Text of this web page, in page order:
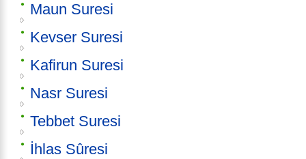
Maun Suresi
Kevser Suresi
Kafirun Suresi
Nasr Suresi
Tebbet Suresi
İhlas Sûresi